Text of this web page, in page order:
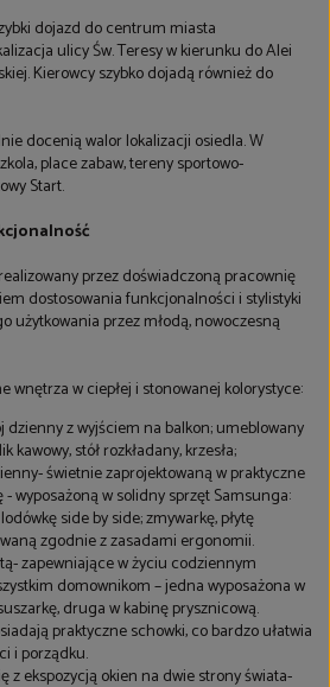
dojazd do centrum miasta
ulicy Św. Teresy w kierunku do Alei
Kierowcy szybko dojadą również do
docenią walor lokalizacji osiedla. W
place zabaw, tereny sportowo-
Start.
przez doświadczoną pracownię
dostosowania funkcjonalności i stylistyki
użytkowania przez młodą, nowoczesną
wnętrza w ciepłej i stonowanej kolorystyce:
dzienny z wyjściem na balkon; umeblowany
kawowy, stół rozkładany, krzesła;
świetnie zaprojektowaną w praktyczne
wyposażoną w solidny sprzęt Samsunga:
side by side; zmywarkę, płytę
zgodnie z zasadami ergonomii.
zapewniające w życiu codziennym
domownikom – jedna wyposażona w
druga w kabinę prysznicową.
praktyczne schowki, co bardzo ułatwia
i porządku.
z ekspozycją okien na dwie strony świata-